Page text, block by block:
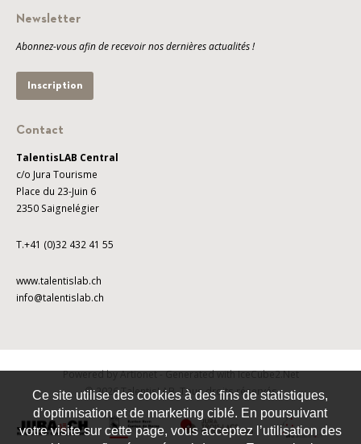
Newsletter
Abonnez-vous afin de recevoir nos dernières actualités !
Inscription
Contact
TalentisLAB Central
c/o Jura Tourisme
Place du 23-Juin 6
2350 Saignelégier
T.+41 (0)32 432 41 55
www.talentislab.ch
info@talentislab.ch
Powered by Artionet-Generated with IceCube2.Net
© 2026 TalentisLAB. Tous droits réservés
Ce site utilise des cookies à des fins de statistiques,
d’optimisation et de marketing ciblé. En poursuivant
votre visite sur cette page, vous acceptez l’utilisation des